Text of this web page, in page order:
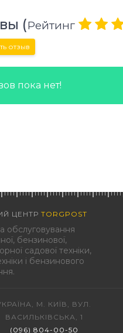
(Рейтинг
отзыв
пока нет!
ЦЕНТР TORGPOST
обслуговування
бензинової,
садової техніки,
і бензинового
М. КИЇВ, ВУЛ.
ВАСИЛЬКІВСЬКА, 1
(096) 804-00-50